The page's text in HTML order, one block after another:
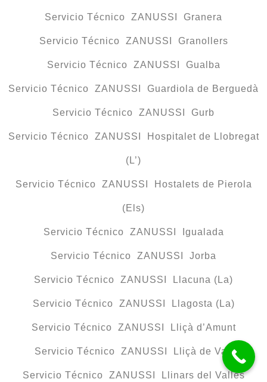
Servicio Técnico ZANUSSI Granera
Servicio Técnico ZANUSSI Granollers
Servicio Técnico ZANUSSI Gualba
Servicio Técnico ZANUSSI Guardiola de Berguedà
Servicio Técnico ZANUSSI Gurb
Servicio Técnico ZANUSSI Hospitalet de Llobregat
(L’)
Servicio Técnico ZANUSSI Hostalets de Pierola
(Els)
Servicio Técnico ZANUSSI Igualada
Servicio Técnico ZANUSSI Jorba
Servicio Técnico ZANUSSI Llacuna (La)
Servicio Técnico ZANUSSI Llagosta (La)
Servicio Técnico ZANUSSI Lliçà d’Amunt
Servicio Técnico ZANUSSI Lliçà de Vall
Servicio Técnico ZANUSSI Llinars del Vallès